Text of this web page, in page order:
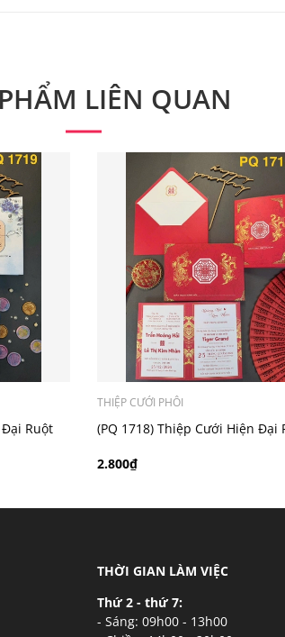
in bản đồ sẽ có mức phí 300 - 500
LIÊN QUAN
Đại Ruột
THIỆP CƯỚI PHÔI
(PQ 1718) Thiệp Cưới Hiện Đại
2.800₫
THỜI GIAN LÀM VIỆC
Thứ 2 - thứ 7:
- Sáng: 09h00 - 13h00